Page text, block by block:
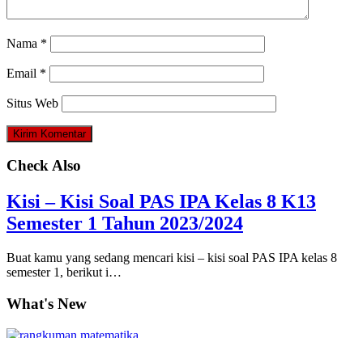
Nama *
Email *
Situs Web
Check Also
Kisi – Kisi Soal PAS IPA Kelas 8 K13
Semester 1 Tahun 2023/2024
Buat kamu yang sedang mencari kisi – kisi soal PAS IPA kelas 8
semester 1, berikut i…
What's New